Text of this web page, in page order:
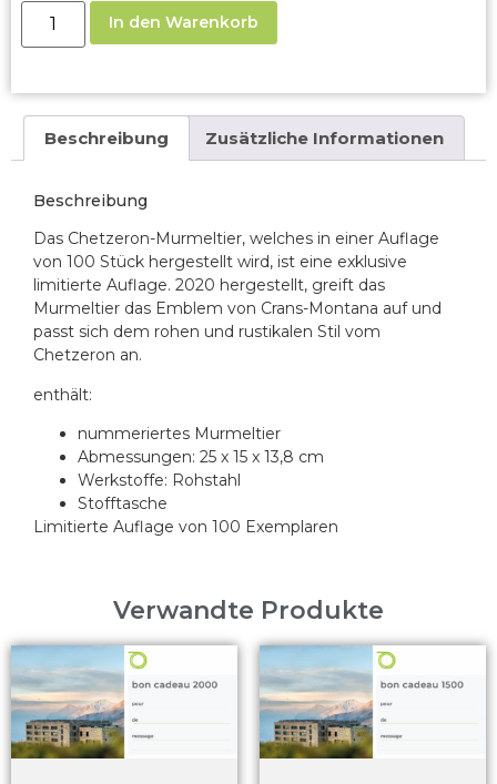
In den Warenkorb
Beschreibung Zusätzliche Informationen
Beschreibung
Das Chetzeron-Murmeltier, welches in einer Auflage
von 100 Stück hergestellt wird, ist eine exklusive
limitierte Auflage. 2020 hergestellt, greift das
Murmeltier das Emblem von Crans-Montana auf und
passt sich dem rohen und rustikalen Stil vom
Chetzeron an.
enthält:
nummeriertes Murmeltier
Abmessungen: 25 x 15 x 13,8 cm
Werkstoffe: Rohstahl
Stofftasche
Limitierte Auflage von 100 Exemplaren
Verwandte Produkte